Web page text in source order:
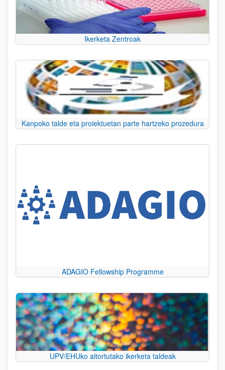
Ikerketa Zentroak
Kanpoko talde eta proiektuetan parte hartzeko prozedura
ADAGIO Fellowship Programme
UPV/EHUko aitortutako ikerketa taldeak